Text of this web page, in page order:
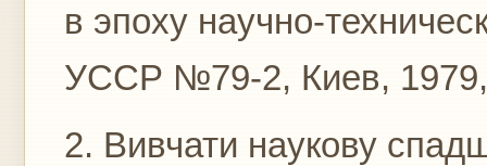
в эпоху научно-
УССР №79-2, Киев,
2. Вивчати наукову